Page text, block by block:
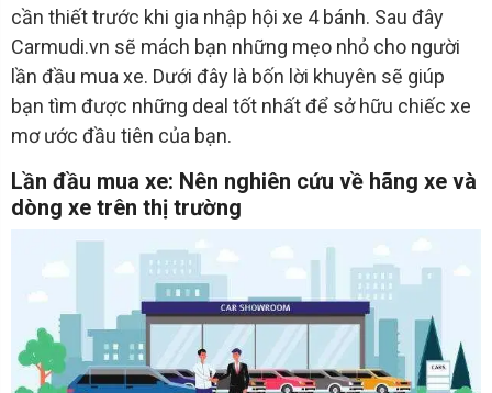
cần thiết trước khi gia nhập hội xe 4 bánh. Sau đây
Carmudi.vn sẽ mách bạn những mẹo nhỏ cho người
lần đầu mua xe. Dưới đây là bốn lời khuyên sẽ giúp
bạn tìm được những deal tốt nhất để sở hữu chiếc xe
mơ ước đầu tiên của bạn.
Lần đầu mua xe: Nên nghiên cứu về hãng xe và
dòng xe trên thị trường